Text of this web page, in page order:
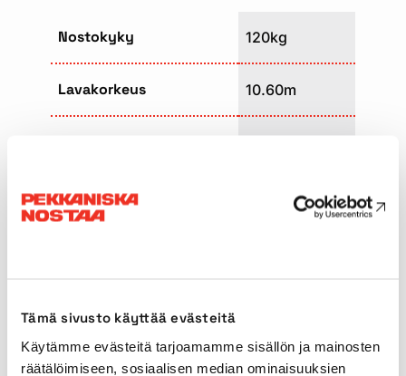
Tämä sivusto käyttää evästeitä
Käytämme evästeitä tarjoamamme sisällön ja mainosten
räätälöimiseen, sosiaalisen median ominaisuuksien
Nostokyky 120kg
Lavakorkeus 10.60m
Paino
Kuljetuskorkeus 1,99m